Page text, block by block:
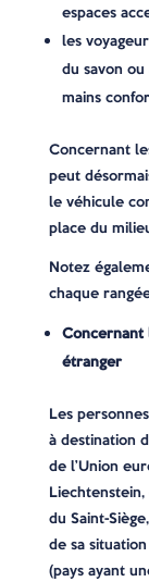
espaces
les
du savon
mains
Concernant
peut
le véhicule
place du
Notez
chaque
Concernant
étranger
Les
à destination
de l’Union
du Saint-
de sa
(pays ayant